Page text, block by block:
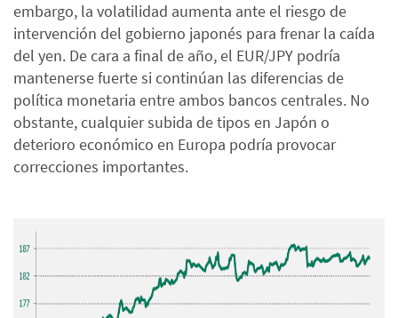
embargo, la volatilidad aumenta ante el riesgo de
intervención del gobierno japonés para frenar la caída
del yen. De cara a final de año, el EUR/JPY podría
mantenerse fuerte si continúan las diferencias de
política monetaria entre ambos bancos centrales. No
obstante, cualquier subida de tipos en Japón o
deterioro económico en Europa podría provocar
correcciones importantes.